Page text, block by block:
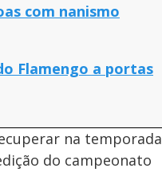
com nanismo
Flamengo a portas
na temporada
do campeonato